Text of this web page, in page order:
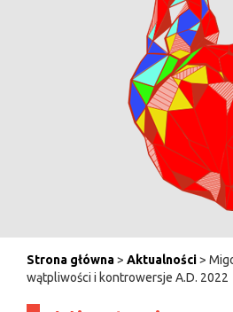
Strona główna> Aktualności>
wątpliwości i kontrowersje A.D. 2022